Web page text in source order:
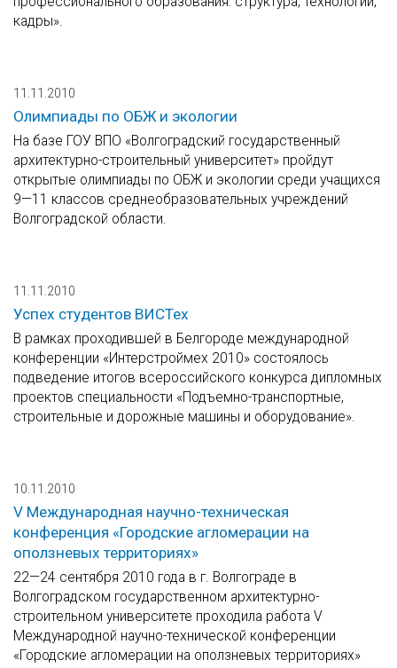
кадры».
11.11.2010
Олимпиады по ОБЖ и экологии
На базе ГОУ ВПО «Волгоградский государственный
архитектурно-строительный университет» пройдут
открытые олимпиады по ОБЖ и экологии среди учащихся
9—11 классов среднеобразовательных учреждений
Волгоградской области.
11.11.2010
Успех студентов ВИСТех
В рамках проходившей в Белгороде международной
конференции «Интерстроймех 2010» состоялось
подведение итогов всероссийского конкурса дипломных
проектов специальности «Подъемно-транспортные,
строительные и дорожные машины и оборудование».
10.11.2010
V Международная научно-техническая
конференция «Городские агломерации на
оползневых территориях»
22—24 сентября 2010 года в г. Волгограде в
Волгоградском государственном архитектурно-
строительном университете проходила работа V
Международной научно-технической конференции
«Городские агломерации на оползневых территориях»